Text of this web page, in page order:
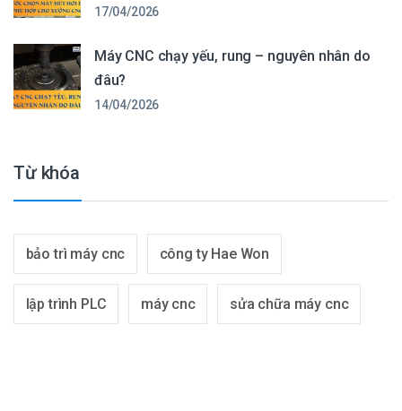
17/04/2026
Máy CNC chạy yếu, rung – nguyên nhân do
đâu?
14/04/2026
Từ khóa
bảo trì máy cnc công ty Hae Won
lập trình PLC máy cnc sửa chữa máy cnc